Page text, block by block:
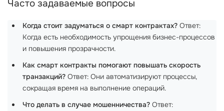
Часто задаваемые вопросы
Когда стоит задуматься о смарт контрактах? Ответ:
Когда есть необходимость упрощения бизнес-процессов
и повышения прозрачности.
Как смарт контракты помогают повышать скорость
транзакций? Ответ: Они автоматизируют процессы,
сокращая время на выполнение операций.
Что делать в случае мошенничества? Ответ: